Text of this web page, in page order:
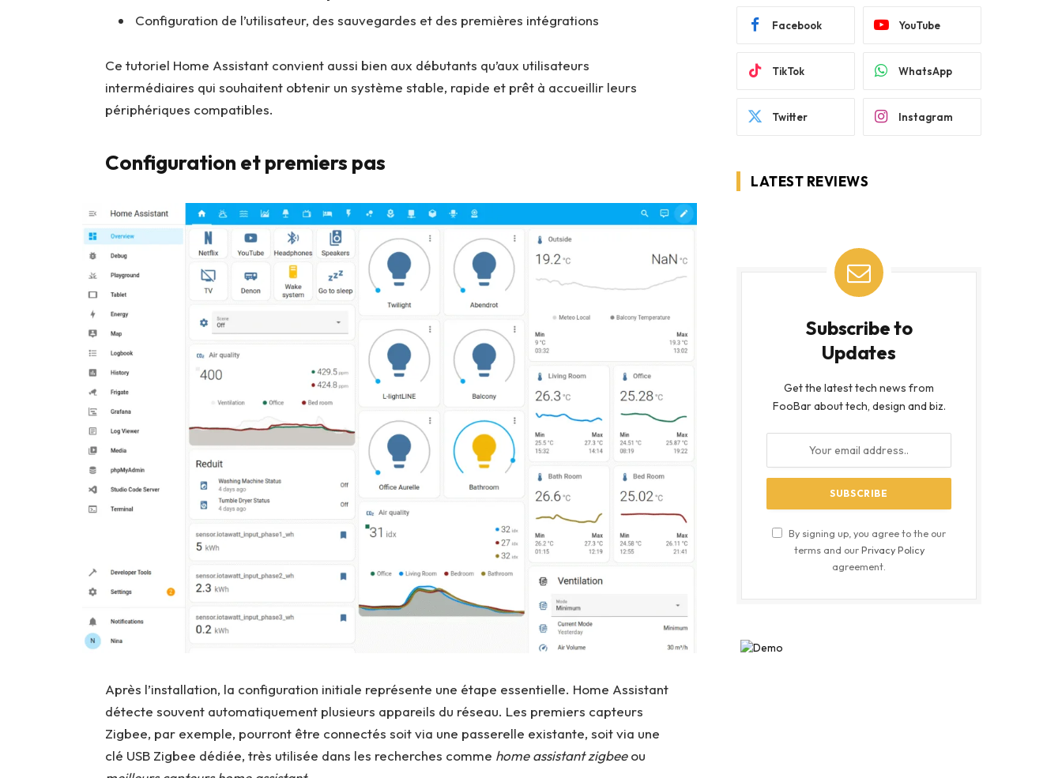
Configuration de l’utilisateur, des sauvegardes et des premières intégrations
Ce tutoriel Home Assistant convient aussi bien aux débutants qu’aux utilisateurs
intermédiaires qui souhaitent obtenir un système stable, rapide et prêt à accueillir leurs
périphériques compatibles.
Configuration et premiers pas
Après l’installation, la configuration initiale représente une étape essentielle. Home Assistant
détecte souvent automatiquement plusieurs appareils du réseau. Les premiers capteurs
Zigbee, par exemple, pourront être connectés soit via une passerelle existante, soit via une
clé USB Zigbee dédiée, très utilisée dans les recherches comme home assistant zigbeeou
Facebook YouTube
TikTok WhatsApp
Twitter Instagram
LATEST REVIEWS
Subscribe to
Updates
Get the latest tech news from
FooBar about tech, design and biz.
By signing up, you agree to the our
terms and ourPrivacy Policy
agreement.